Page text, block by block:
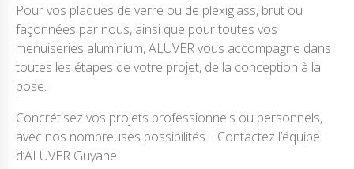
Pour vos plaques de verre ou de plexiglass, brut ou
façonnées par nous, ainsi que pour toutes vos
menuiseries aluminium, ALUVER vous accompagne dans
toutes les étapes de votre projet, de la conception à la
pose.
Concrétisez vos projets professionnels ou personnels,
avec nos nombreuses possibilités ! Contactez l’équipe
d’ALUVER Guyane.